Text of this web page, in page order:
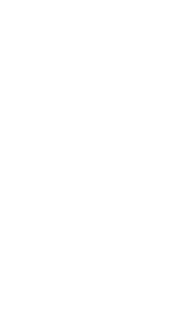
eixos,
o